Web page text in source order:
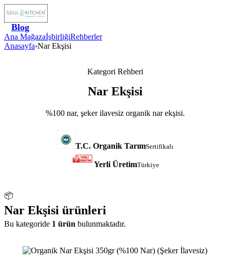
Blog
Ana MağazaİşbirliğiRehberler
Anasayfa›Nar Ekşisi
Kategori Rehberi
Nar Ekşisi
%100 nar, şeker ilavesiz organik nar ekşisi.
T.C. Organik TarımSertifikalı
Yerli ÜretimTürkiye
📦
Nar Ekşisi ürünleri
Bu kategoride 1 ürün bulunmaktadır.